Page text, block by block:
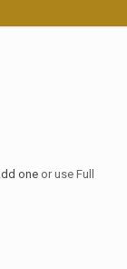
one or use Full